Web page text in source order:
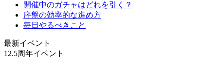
開催中のガチャはどれを引く？
序盤の効率的な進め方
毎日やるべきこと
最新イベント
12.5周年イベント